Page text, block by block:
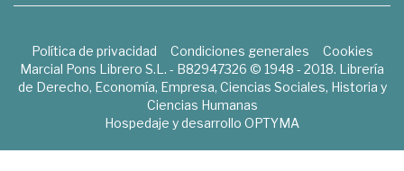
Política de privacidad Condiciones generales
Cookies
Marcial Pons Librero S.L. - B82947326 © 1948 - 2018. Librería
de Derecho, Economía, Empresa, Ciencias Sociales, Historia y
Ciencias Humanas
Hospedaje y desarrollo OPTYMA